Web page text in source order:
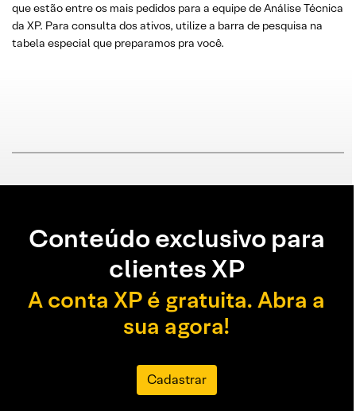
que estão entre os mais pedidos para a equipe de Análise Técnica
da XP. Para consulta dos ativos, utilize a barra de pesquisa na
tabela especial que preparamos pra você.
Conteúdo exclusivo para
clientes XP
A conta XP é gratuita. Abra a
sua agora!
Cadastrar